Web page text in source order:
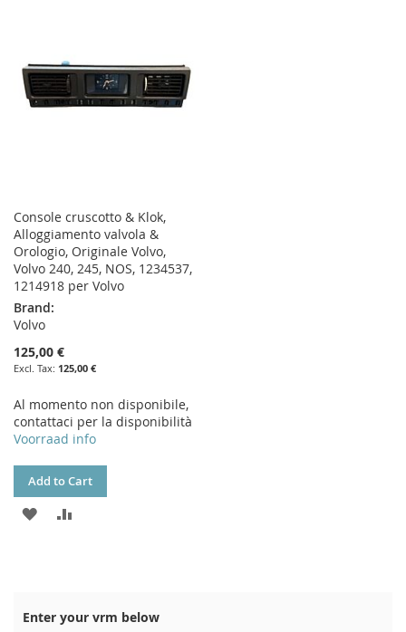
Console cruscotto & Klok,
Alloggiamento valvola &
Orologio, Originale Volvo,
Volvo 240, 245, NOS, 1234537,
1214918 per Volvo
Brand:
Volvo
125,00 €
125,00 €
Al momento non disponibile,
contattaci per la disponibilità
Voorraad info
Add to Cart
ADD
Enter your vrm below